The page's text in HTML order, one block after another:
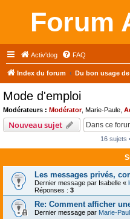
Forum
Activ'dog FAQ
Index du forum Du bon usage
Mode d'emploi
Modérateurs : Modérator, Marie-Paule
Nouveau sujet
16 sujets
Les messages privés,
Dernier message par Isabelle «
Réponses : 3
Re: Comment afficher
Dernier message par Marie-